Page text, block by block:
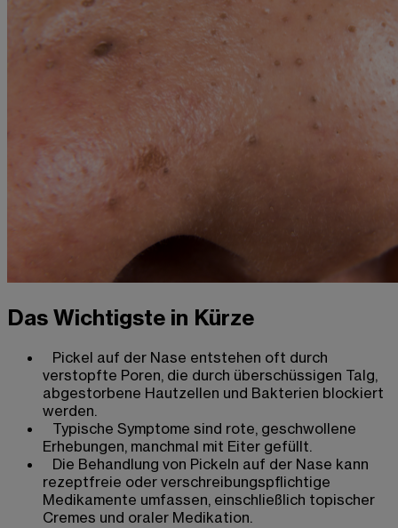
Das Wichtigste in Kürze
Pickel auf der Nase entstehen oft durch
verstopfte Poren, die durch überschüssigen Talg,
abgestorbene Hautzellen und Bakterien blockiert
werden.
Typische Symptome sind rote, geschwollene
Erhebungen, manchmal mit Eiter gefüllt.
Die Behandlung von Pickeln auf der Nase kann
rezeptfreie oder verschreibungspflichtige
Medikamente umfassen, einschließlich topischer
Cremes und oraler Medikation.